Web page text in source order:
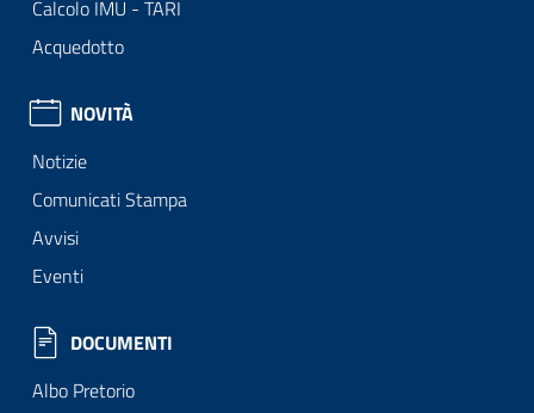
Calcolo IMU - TARI
Acquedotto
NOVITÀ
Notizie
Comunicati Stampa
Avvisi
Eventi
DOCUMENTI
Albo Pretorio